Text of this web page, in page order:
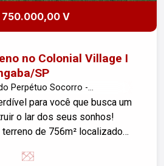
750.000,00 V
no Colonial Village I
SP
Perpétuo Socorro -
SP para você que busca um
o lar dos seus sonhos!
de 756m² localizado
do Perpétuo Socorro. Este